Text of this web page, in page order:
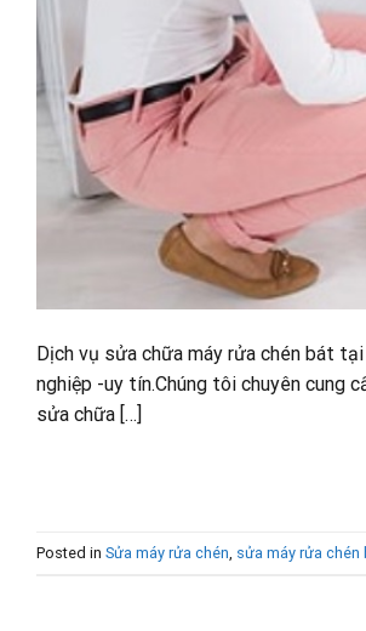
Dịch vụ sửa chữa máy rửa chén bát
nghiệp -uy tín.Chúng tôi chuyên cung
sửa chữa […]
Posted in Sửa máy rửa chén sửa máy rửa chén